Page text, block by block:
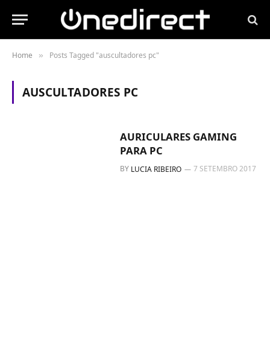
Home » Posts Tagged "auscultadores pc"
AUSCULTADORES PC
AURICULARES GAMING
PARA PC
BY LUCIA RIBEIRO 7 SETEMBRO 2017